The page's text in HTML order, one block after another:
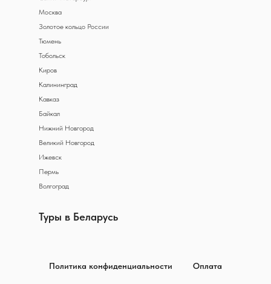
Туры в Беларусь
Москва
Золотое кольцо России
Тюмень
Тобольск
Киров
Калининград
Кавказ
Байкал
Нижний Новгород
Великий Новгород
Ижевск
Пермь
Волгоград
Политика конфиденциальности Оплата